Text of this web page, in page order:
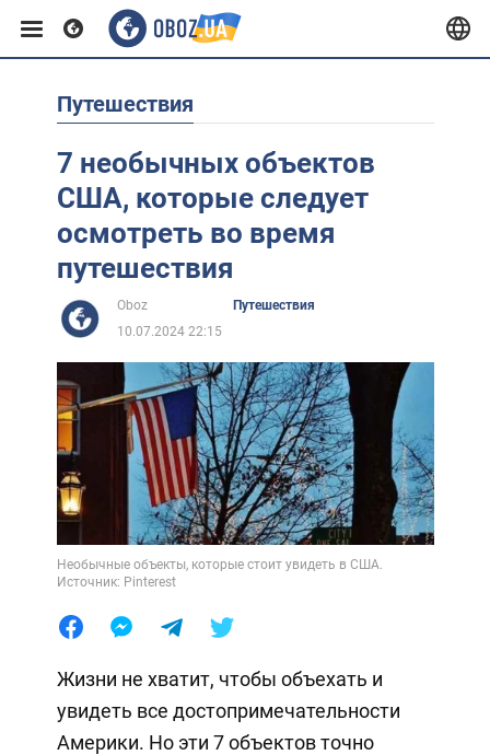
Европа
США
Азия
Африка
Жизнь
Лайфхаки
Путешествия
7 необычных объектов
США, которые следует
осмотреть во время
путешествия
Oboz
Путешествия
10.07.2024 22:15
Необычные объекты, которые стоит увидеть в США.
Источник: Pinterest
Жизни не хватит, чтобы объехать и
увидеть все достопримечательности
Америки. Но эти 7 объектов точно